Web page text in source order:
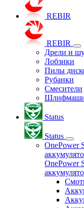
REBIR
REBIR
Дрели и
Лобзики
Пилы
Рубанки
Смесители
Status
Status
OnePower
OnePower